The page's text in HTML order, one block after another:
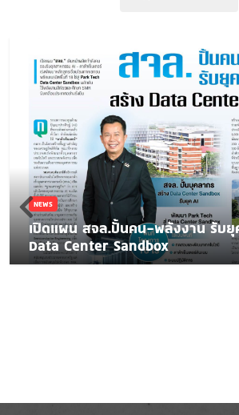
NEWS
เปิดแผน สจล.ปั้นคน-พลังงาน รับยุ
Data Center Sandbox